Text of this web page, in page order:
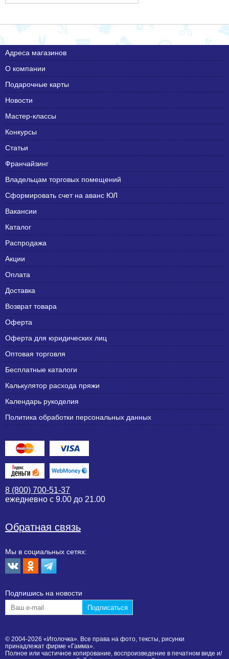
Адреса магазинов
О компании
Подарочные карты
Новости
Мастер-классы
Конкурсы
Статьи
Франчайзинг
Владельцам торговых помещений
Сформировать счет на аванс ЮЛ
Вакансии
Каталог
Распродажа
Акции
Оплата
Доставка
Возврат товара
Оферта
Оферта для юридических лиц
Оптовая торговля
Бесплатные каталоги
Калькулятор расхода пряжи
Календарь рукоделия
Политика обработки персональных данных
8 (800) 700-51-37
ежедневно с 9.00 до 21.00
Обратная связь
Мы в социальных сетях:
Подпишиcь на новости
© 2004-2026 «Иголочка». Все права на фото, тексты, рисунки
принадлежат фирме «Гамма».
Полное или частичное копирование, воспроизведение в печатном виде и/